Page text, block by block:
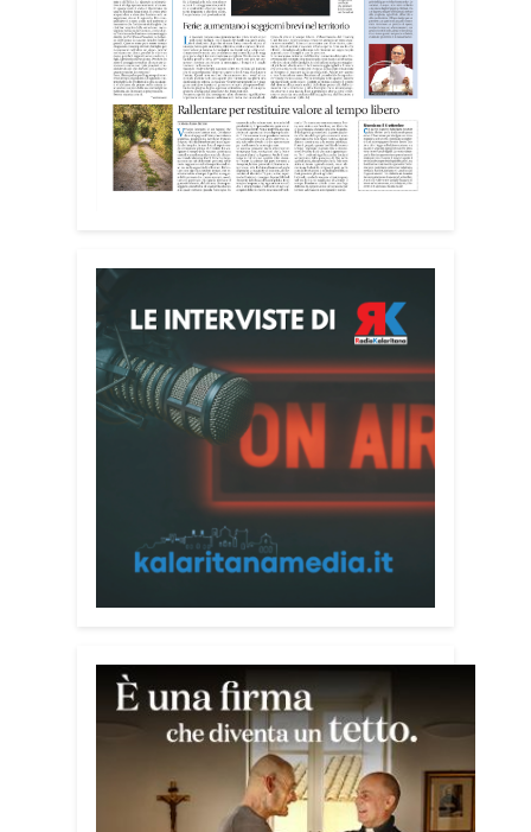
ambienti significa favorire accoglienza e
dignità», racconta Alessandro Adimari.
Tra i partecipanti anche i seminaristi,
impegnati accanto agli anziani della
casa di riposo Cristo Re.
«Un’esperienza di crescita umana e
Il programma dedica spazio anche ai
temi della pace e della cooperazione
nel Mediterraneo. Oggi pomeriggio, alla
Mediateca del Mediterraneo (MEM),
l’incontro con l’arcivescovo monsignor
Giuseppe Baturi ha approfondito il ruolo
dei giovani nella costruzione di ponti tra
inserito nel percorso “Cagliari Città della
Pace e del Mediterraneo”, progetto che
promuove il dialogo e la collaborazione
Tra le testimonianze quella di Thea,
giovane libanese del Consiglio dei
Giovani del Mediterraneo della CEI: «Il
campo è molto più di un’esperienza di
volontariato: è un’opportunità per
costruire relazioni attraverso il servizio,